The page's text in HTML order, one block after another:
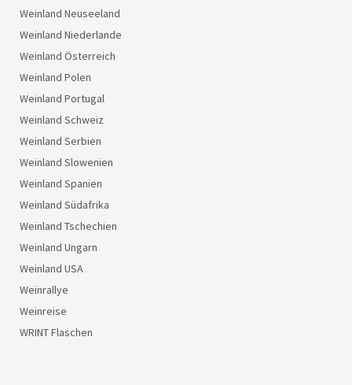
Weinland Neuseeland
Weinland Niederlande
Weinland Österreich
Weinland Polen
Weinland Portugal
Weinland Schweiz
Weinland Serbien
Weinland Slowenien
Weinland Spanien
Weinland Südafrika
Weinland Tschechien
Weinland Ungarn
Weinland USA
Weinrallye
Weinreise
WRINT Flaschen